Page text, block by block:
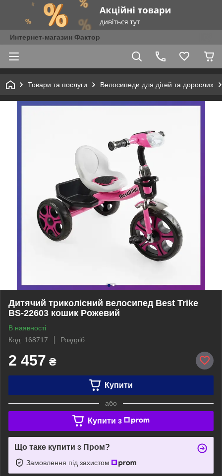
Интернет-магазин Фактор
Товари та послуги Велосипеди для дітей та дорослих
Дитячий триколісний велосипед Best Trike
BS-22603 кошик Рожевий
В наявності
Код: 168717
Роздріб
2 457 ₴
Купити
або
Купити з
Що таке купити з Пром?
Замовлення під захистом